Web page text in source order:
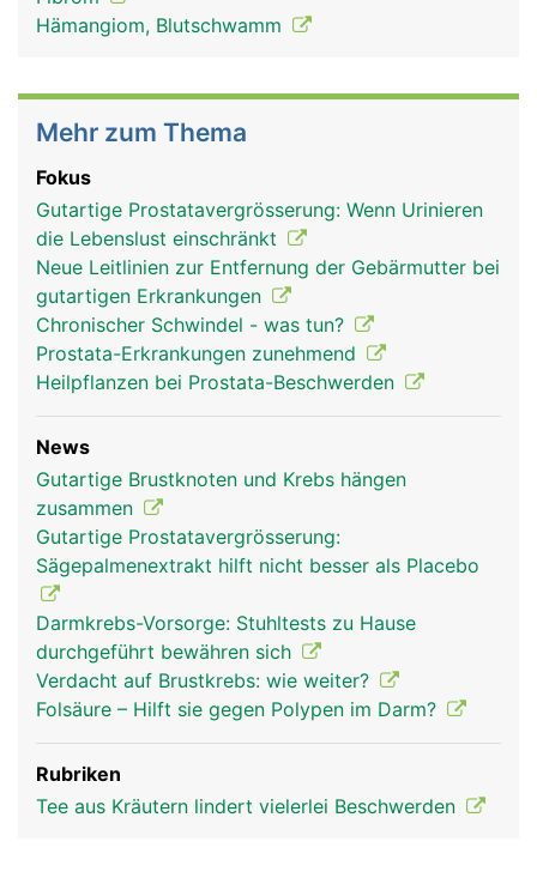
Hämangiom, Blutschwamm
Mehr zum Thema
Fokus
Gutartige Prostatavergrösserung: Wenn Urinieren
die Lebenslust einschränkt
Neue Leitlinien zur Entfernung der Gebärmutter bei
gutartigen Erkrankungen
Chronischer Schwindel - was tun?
Prostata-Erkrankungen zunehmend
Heilpflanzen bei Prostata-Beschwerden
News
Gutartige Brustknoten und Krebs hängen
zusammen
Gutartige Prostatavergrösserung:
Sägepalmenextrakt hilft nicht besser als Placebo
Darmkrebs-Vorsorge: Stuhltests zu Hause
durchgeführt bewähren sich
Verdacht auf Brustkrebs: wie weiter?
Folsäure – Hilft sie gegen Polypen im Darm?
Rubriken
Tee aus Kräutern lindert vielerlei Beschwerden